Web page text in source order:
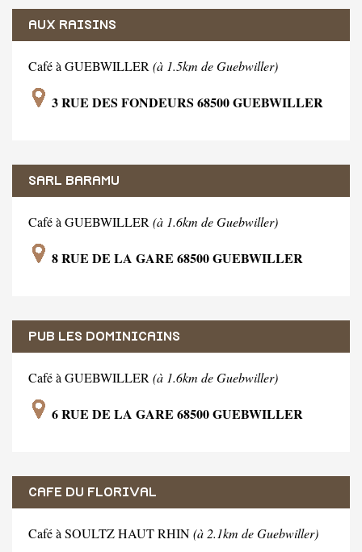
AUX RAISINS
Café à GUEBWILLER (à 1.5km de Guebwiller)
3 RUE DES FONDEURS 68500 GUEBWILLER
SARL BARAMU
Café à GUEBWILLER (à 1.6km de Guebwiller)
8 RUE DE LA GARE 68500 GUEBWILLER
PUB LES DOMINICAINS
Café à GUEBWILLER (à 1.6km de Guebwiller)
6 RUE DE LA GARE 68500 GUEBWILLER
CAFE DU FLORIVAL
Café à SOULTZ HAUT RHIN(à 2.1km de Guebwiller)